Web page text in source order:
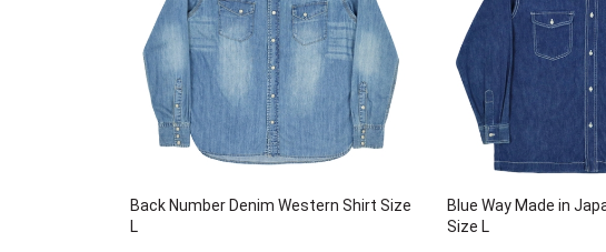
Back Number Denim Western Shirt Size
L
Blue Way Made in
Size L